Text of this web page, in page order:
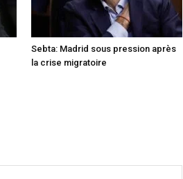
Sebta: Madrid sous pression après
la crise migratoire